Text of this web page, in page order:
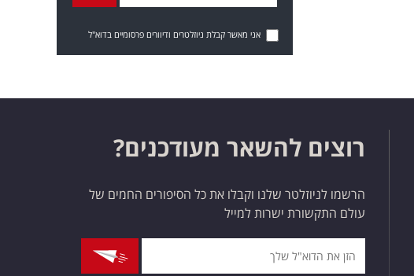
אני מאשר קבלת ניוזלטרים ודיוורים פרסומיים בדוא"ל
רוצים להשאר מעודכנים?
הרשמו לניוזלטר שלנו וקבלו את כל הסיפורים החמים של
עולם התקשורת ישרות למייל